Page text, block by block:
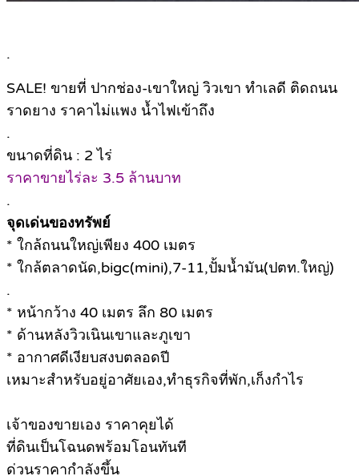
.
SALE! ขายที่ ปากช่อง-เขาใหญ่ วิวเขา ทำเลดี ติดถนน
ราดยาง ราคาไม่แพง น้ำไฟเข้าถึง
.
ขนาดที่ดิน : 2 ไร่
ราคาขายไร่ละ 3.5 ล้านบาท
.
จุดเด่นของทรัพย์
* ใกล้ถนนใหญ่เพียง 400 เมตร
* ใกล้ตลาดนัด,bigc(mini),7-11,ปั้มน้ำมัน(ปตท.ใหญ่)
.
* หน้ากว้าง 40 เมตร ลึก 80 เมตร
* ด้านหลังวิวเนินเขาและภูเขา
* อากาศดีเงียบสงบตลอดปี
เหมาะสำหรับอยู่อาศัยเอง,ทำธุรกิจที่พัก,เก็งกำไร
เจ้าของขายเอง ราคาคุยได้
ที่ดินเป็นโฉนดพร้อมโอนทันที
ด่วนราคากำลังขึ้น